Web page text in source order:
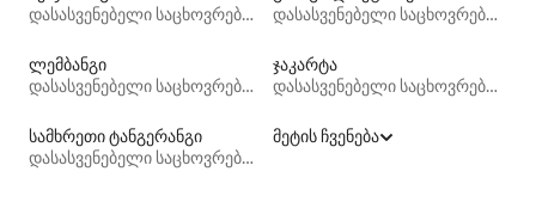
დასასვენებელი საცხოვრებლები
დასასვენებელი საცხოვრებლები
ლემბანგი
დასასვენებელი საცხოვრებლები
ჯაკარტა
დასასვენებელი საცხოვრებლები
სამხრეთი ტანგერანგი
დასასვენებელი საცხოვრებლები
მეტის ჩვენება